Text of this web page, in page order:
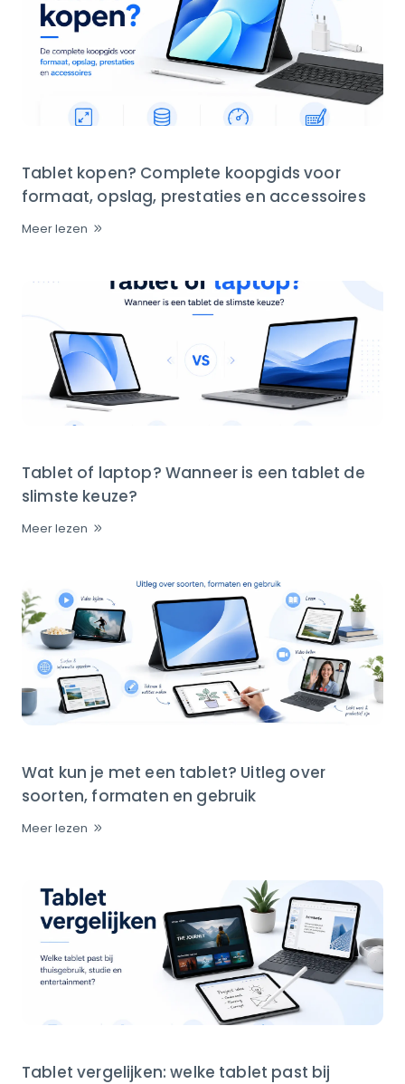
Tablet kopen? Complete koopgids voor
formaat, opslag, prestaties en accessoires
Meer lezen
Tablet of laptop? Wanneer is een tablet de
slimste keuze?
Meer lezen
Wat kun je met een tablet? Uitleg over
soorten, formaten en gebruik
Meer lezen
Tablet vergelijken: welke tablet past bij